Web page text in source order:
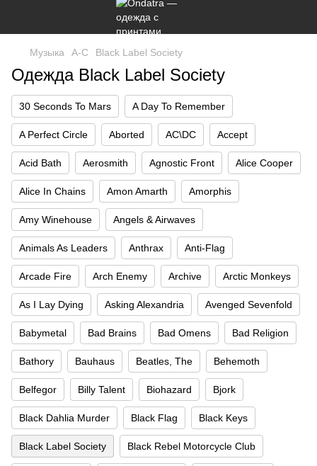
Музыка A-C Black Label Society
Одежда Black Label Society
30 Seconds To Mars A Day To Remember
A Perfect Circle Aborted AC\DC Accept
Acid Bath Aerosmith Agnostic Front Alice Cooper
Alice In Chains Amon Amarth Amorphis
Amy Winehouse Angels & Airwaves
Animals As Leaders Anthrax Anti-Flag
Arcade Fire Arch Enemy Archive Arctic Monkeys
As I Lay Dying Asking Alexandria Avenged Sevenfold
Babymetal Bad Brains Bad Omens Bad Religion
Bathory Bauhaus Beatles, The Behemoth
Belfegor Billy Talent Biohazard Bjork
Black Dahlia Murder Black Flag Black Keys
Black Label Society Black Rebel Motorcycle Club